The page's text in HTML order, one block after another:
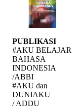
PUBLIKASI
#AKU BELAJAR
BAHASA
INDONESIA
/ABBI
#AKU dan
DUNIAKU
/ ADDU